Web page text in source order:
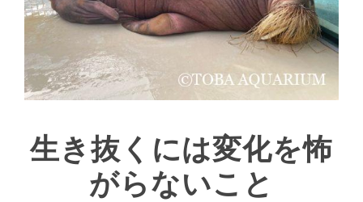
生き抜くには変化を怖
がらないこと